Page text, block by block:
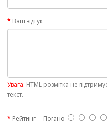
Ваш відгук
Увага: HTML розмітка не
текст.
Рейтинг Погано